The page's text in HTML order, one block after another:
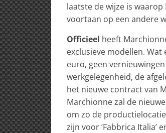
laatste de wijze is
voortaan op een andere
Officieel heeft
exclusieve modellen.
euro, geen
werkgelegenheid, de
het nieuwe contract van
Marchionne zal de
om zo de
zijn voor ‘Fabbrica